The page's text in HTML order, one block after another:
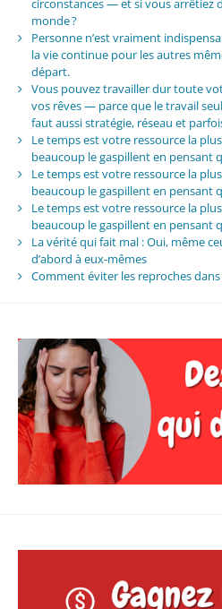
circonstances — et si vous arrêtiez
monde ?
Personne n’est vraiment
la vie continue pour les autres
départ.
Vous pouvez travailler dur toute
vos rêves — parce que le travail
faut aussi stratégie, réseau et
Le temps est votre ressource la
beaucoup le gaspillent en pensant
Le temps est votre ressource la
beaucoup le gaspillent en pensant
Le temps est votre ressource la
beaucoup le gaspillent en pensant
La vérité qui fait mal : Oui, même
d’abord à eux-mêmes
Comment éviter les reproches dans